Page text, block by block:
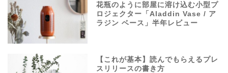
花瓶のように部屋に溶け込む小型プ
ロジェクター「Aladdin Vase / ア
ラジン ベース」半年レビュー
【これが基本】読んでもらえるプレ
スリリースの書き方